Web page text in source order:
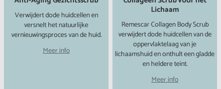
Verwijdert dode huidcellen en
versnelt het natuurlijke
vernieuwingsproces van de huid.
Meer info
Lichaam
Remescar Collagen Body Scrub
verwijdert dode huidcellen van de
oppervlaktelaag van je
lichaamshuid en onthult een gladde
en heldere teint.
Meer info